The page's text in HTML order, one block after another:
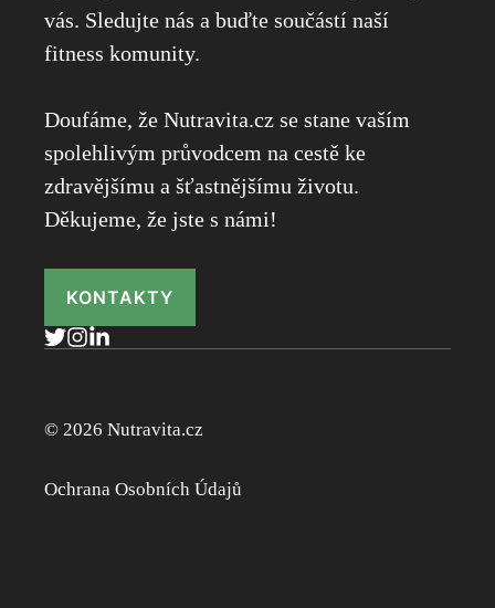
vás. Sledujte nás a buďte součástí naší
fitness komunity.
Doufáme, že Nutravita.cz se stane vaším
spolehlivým průvodcem na cestě ke
zdravějšímu a šťastnějšímu životu.
Děkujeme, že jste s námi!
KONTAKTY
© 2026 Nutravita.cz
Ochrana Osobních Údajů